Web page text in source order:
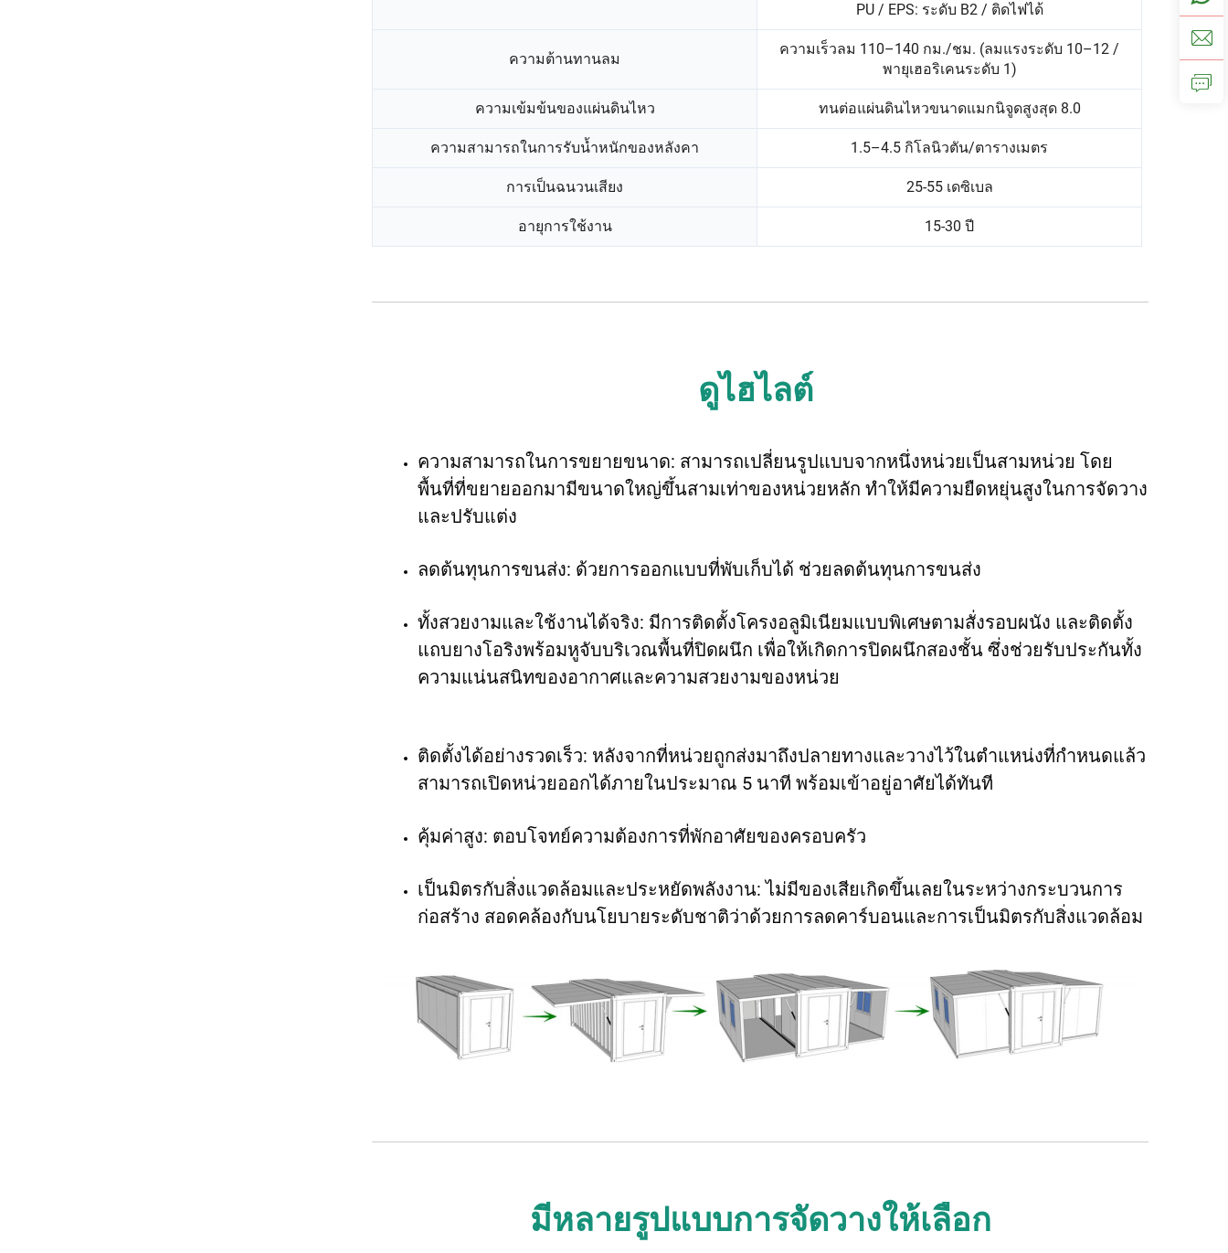
PU / EPS: ระดับ B2 / ติดไฟได้
ความต้านทานลม
ความเร็วลม 110–140 กม./ชม. (ลมแรงระดับ 10–12 /
พายุเฮอริเคนระดับ 1)
ความเข้มข้นของแผ่นดินไหว ทนต่อแผ่นดินไหวขนาดแมกนิจูดสูงสุด 8.0
ความสามารถในการรับน้ำหนักของหลังคา 1.5–4.5 กิโลนิวตัน/ตารางเมตร
การเป็นฉนวนเสียง 25-55 เดซิเบล
อายุการใช้งาน 15-30 ปี
ดูไฮไลต์
ความสามารถในการขยายขนาด: สามารถเปลี่ยนรูปแบบจากหนึ่งหน่วยเป็นสามหน่วย โดย
พื้นที่ที่ขยายออกมามีขนาดใหญ่ขึ้นสามเท่าของหน่วยหลัก ทำให้มีความยืดหยุ่นสูงในการจัดวาง
และปรับแต่ง
ลดต้นทุนการขนส่ง: ด้วยการออกแบบที่พับเก็บได้ ช่วยลดต้นทุนการขนส่ง
ทั้งสวยงามและใช้งานได้จริง: มีการติดตั้งโครงอลูมิเนียมแบบพิเศษตามสั่งรอบผนัง และติดตั้ง
แถบยางโอริงพร้อมหูจับบริเวณพื้นที่ปิดผนึก เพื่อให้เกิดการปิดผนึกสองชั้น ซึ่งช่วยรับประกันทั้ง
ความแน่นสนิทของอากาศและความสวยงามของหน่วย
ติดตั้งได้อย่างรวดเร็ว: หลังจากที่หน่วยถูกส่งมาถึงปลายทางและวางไว้ในตำแหน่งที่กำหนดแล้ว
สามารถเปิดหน่วยออกได้ภายในประมาณ 5 นาที พร้อมเข้าอยู่อาศัยได้ทันที
คุ้มค่าสูง: ตอบโจทย์ความต้องการที่พักอาศัยของครอบครัว
เป็นมิตรกับสิ่งแวดล้อมและประหยัดพลังงาน: ไม่มีของเสียเกิดขึ้นเลยในระหว่างกระบวนการ
ก่อสร้าง สอดคล้องกับนโยบายระดับชาติว่าด้วยการลดคาร์บอนและการเป็นมิตรกับสิ่งแวดล้อม
มีหลายรูปแบบการจัดวางให้เลือก